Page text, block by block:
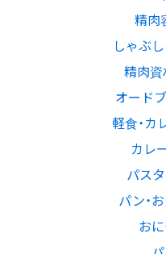
精肉
しゃぶし
精肉資
オード
軽食・カ
カレ
パスタ
パン・
おに